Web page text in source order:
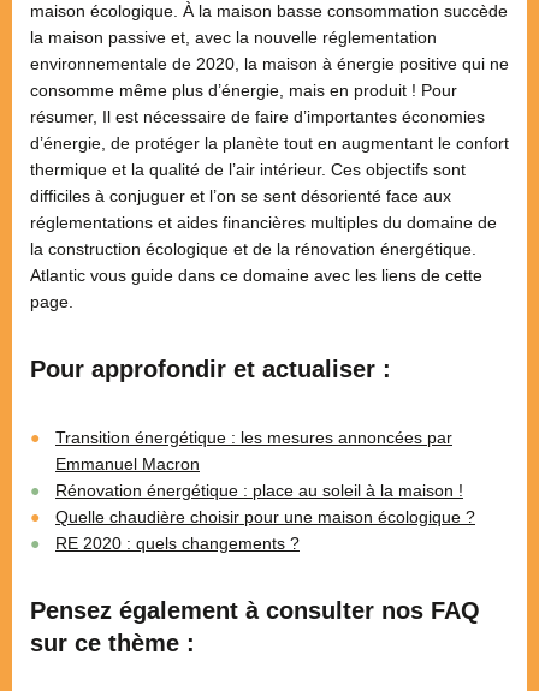
maison écologique. À la maison basse consommation succède
la maison passive et, avec la nouvelle réglementation
environnementale de 2020, la maison à énergie positive qui ne
consomme même plus d’énergie, mais en produit ! Pour
résumer, Il est nécessaire de faire d’importantes économies
d’énergie, de protéger la planète tout en augmentant le confort
thermique et la qualité de l’air intérieur. Ces objectifs sont
difficiles à conjuguer et l’on se sent désorienté face aux
réglementations et aides financières multiples du domaine de
la construction écologique et de la rénovation énergétique.
Atlantic vous guide dans ce domaine avec les liens de cette
page.
Pour approfondir et actualiser :
Transition énergétique : les mesures annoncées par
Emmanuel Macron
Rénovation énergétique : place au soleil à la maison !
Quelle chaudière choisir pour une maison écologique ?
RE 2020 : quels changements ?
Pensez également à consulter nos FAQ
sur ce thème :